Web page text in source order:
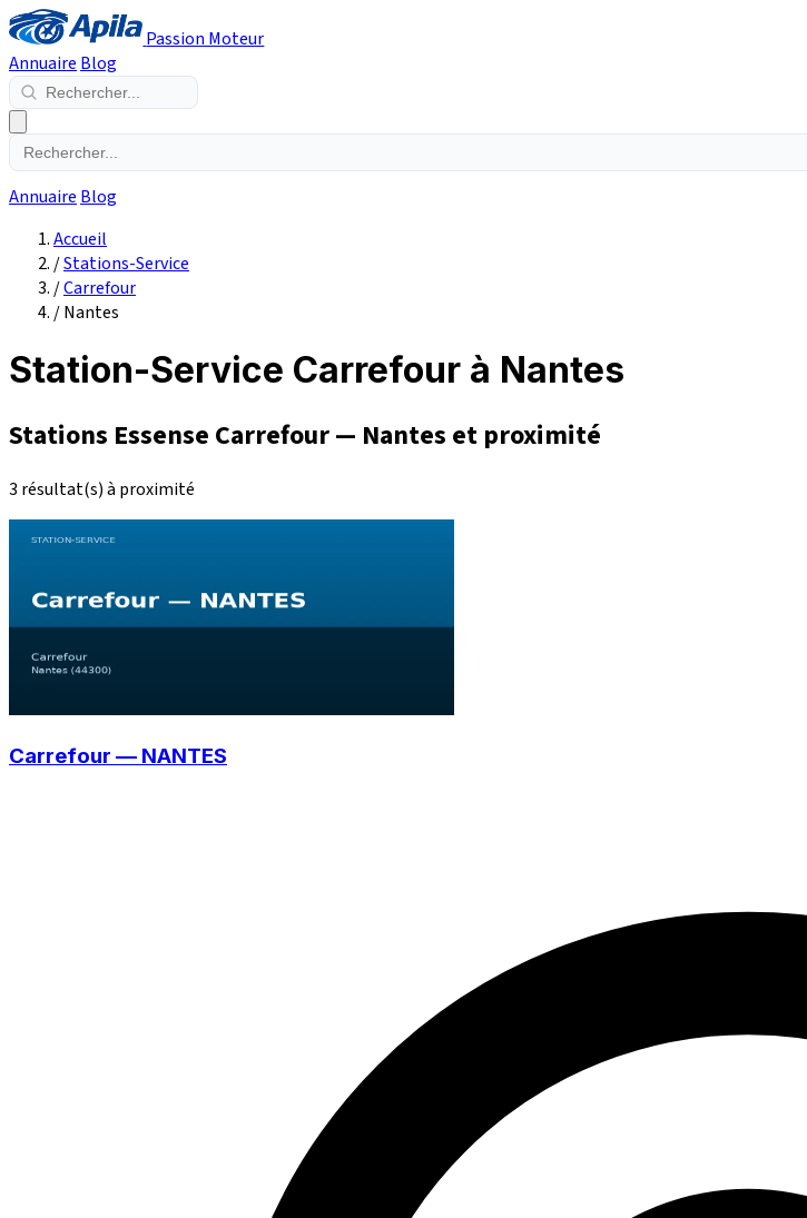
Passion Moteur
Annuaire Blog
Annuaire Blog
Accueil
/Stations-Service
/Carrefour
/Nantes
Station-Service Carrefour à Nantes
Stations Essense Carrefour — Nantes et proximité
3 résultat(s) à proximité
Carrefour — NANTES